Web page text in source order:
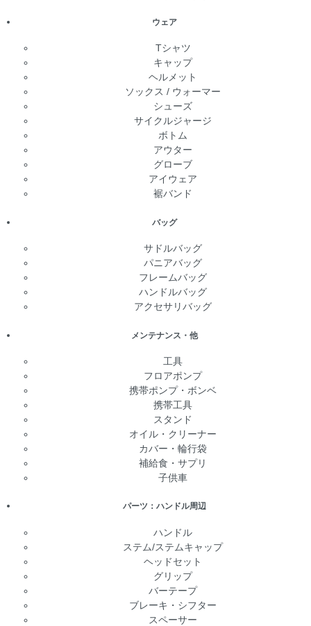
ウェア
Tシャツ
キャップ
ヘルメット
ソックス / ウォーマー
シューズ
サイクルジャージ
ボトム
アウター
グローブ
アイウェア
裾バンド
バッグ
サドルバッグ
パニアバッグ
フレームバッグ
ハンドルバッグ
アクセサリバッグ
メンテナンス・他
工具
フロアポンプ
携帯ポンプ・ボンベ
携帯工具
スタンド
オイル・クリーナー
カバー・輪行袋
補給食・サプリ
子供車
パーツ：ハンドル周辺
ハンドル
ステム/ステムキャップ
ヘッドセット
グリップ
バーテープ
ブレーキ・シフター
スペーサー